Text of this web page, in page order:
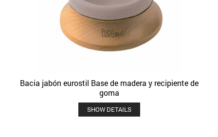
Bacia jabón eurostil Base de madera y recipiente de
goma
SHOW DETAILS